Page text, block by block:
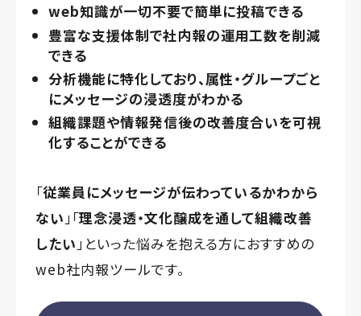
web知識が一切不要で簡単に投稿できる
豊富な支援体制で社内報の運用工数を削減
できる
分析機能に特化しており、属性・グループごと
にメッセージの浸透度がわかる
組織課題や情報発信後の改善度合いを可視
化することができる
「従業員にメッセージが伝わっているかわから
ない」「理念浸透・文化醸成を通して組織改善
したい」といった悩みを抱える方におすすめの
web社内報ツールです。